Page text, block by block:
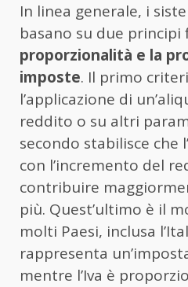
In linea generale, i
basano su due
proporzionalità e la
imposte. Il primo
l’applicazione di
reddito o su altri
secondo stabilisce che
con l’incremento del
contribuire
più. Quest’ultimo è il
molti Paesi, inclusa
rappresenta
mentre l’Iva è